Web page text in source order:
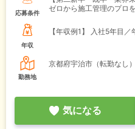
応募条件
ゼロから施工管理のプロ
年収
【年収例1】 入社5年目／
勤務地
京都府宇治市（転勤なし）
気になる